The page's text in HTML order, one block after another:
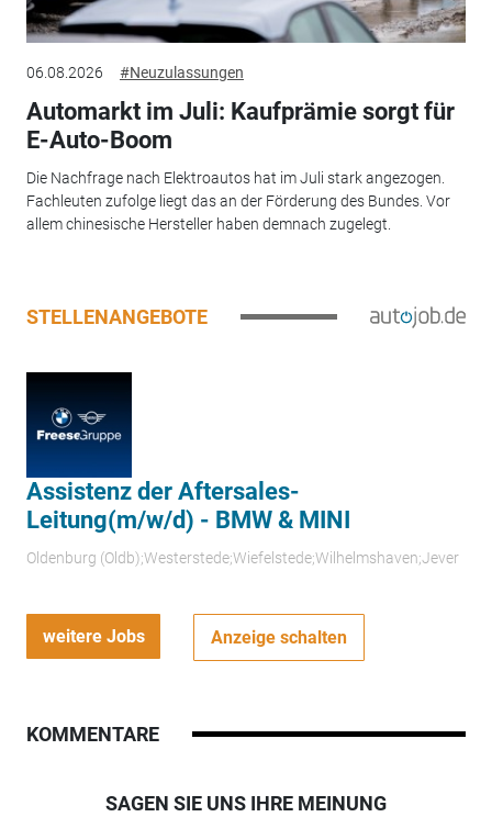
06.08.2026 #Neuzulassungen
Automarkt im Juli: Kaufprämie sorgt für
E-Auto-Boom
Die Nachfrage nach Elektroautos hat im Juli stark angezogen.
Fachleuten zufolge liegt das an der Förderung des Bundes. Vor
allem chinesische Hersteller haben demnach zugelegt.
STELLENANGEBOTE
Assistenz der Aftersales-
Leitung(m/w/d) - BMW & MINI
Oldenburg (Oldb);Westerstede;Wiefelstede;Wilhelmshaven;Jever
weitere Jobs Anzeige schalten
KOMMENTARE
SAGEN SIE UNS IHRE MEINUNG